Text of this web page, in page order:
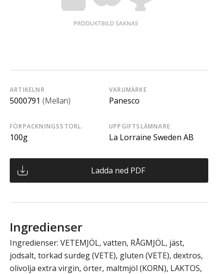
ARTIKELNR
5000791 (Mellan)
VARUMÄRKE
Panesco
FÖRPACKNINGSSTORL.
100g
UPPGIFTSLÄMNARE
La Lorraine Sweden AB
Ladda ned PDF
Ingredienser
Ingredienser: VETEMJÖL, vatten, RÅGMJÖL, jäst,
jodsalt, torkad surdeg (VETE), gluten (VETE), dextros,
olivolja extra virgin, örter, maltmjöl (KORN), LAKTOS,